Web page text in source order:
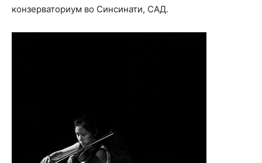
конзерваториум во Синсинати, САД.